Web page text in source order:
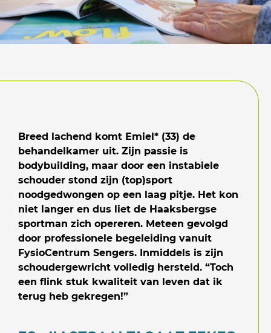
Breed lachend komt Emiel* (33) de
behandelkamer uit. Zijn passie is
bodybuilding, maar door een instabiele
schouder stond zijn (top)sport
noodgedwongen op een laag pitje. Het kon
niet langer en dus liet de Haaksbergse
sportman zich opereren. Meteen gevolgd
door professionele begeleiding vanuit
FysioCentrum Sengers. Inmiddels is zijn
schoudergewricht volledig hersteld. “Toch
een flink stuk kwaliteit van leven dat ik
terug heb gekregen!”